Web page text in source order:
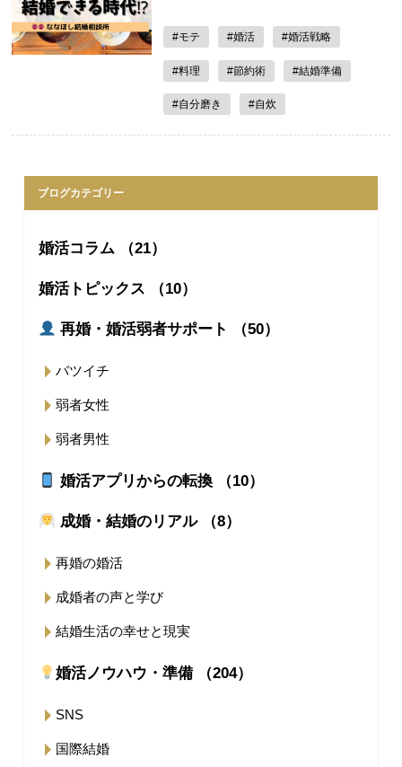
#モテ #婚活 #婚活戦略
#料理 #節約術 #結婚準備
#自分磨き #自炊
ブログカテゴリー
婚活コラム （21）
婚活トピックス （10）
再婚・婚活弱者サポート （50）
バツイチ
弱者女性
弱者男性
婚活アプリからの転換 （10）
成婚・結婚のリアル （8）
再婚の婚活
成婚者の声と学び
結婚生活の幸せと現実
婚活ノウハウ・準備 （204）
SNS
国際結婚